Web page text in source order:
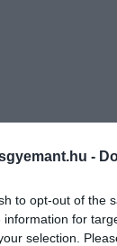
-
to opt-out of the
information for
selection.
A